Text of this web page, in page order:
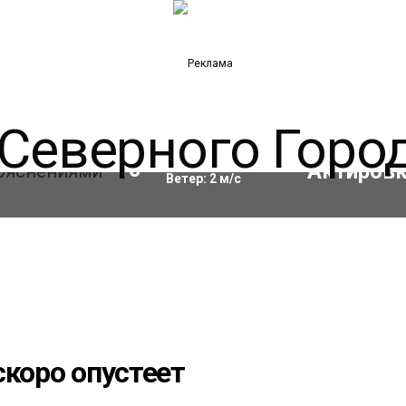
10°C Влажность:74%
Ветер: 2м/с
опустеет